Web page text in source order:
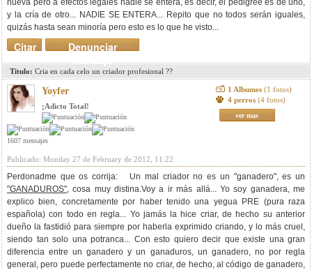
nueva pero a efectos legales nadie se entera, es decir, el pedigree es de uno,
y la cría de otro... NADIE SE ENTERA... Repito que no todos serán iguales,
quizás hasta sean minoría pero esto es lo que he visto...
Denunciar
mensaje
Citar
Titulo: Cria en cada celo un criador profesional ??
Yoyfer
¡Adicto Total!
1607 mensajes
1 Albumes (1 fotos)
4 perros (4 fotos)
ver mas
Publicado: Monday 27 de February de 2012, 11:22
Perdonadme que os corrija: Un mal criador no es un "ganadero", es un
"GANADUROS", cosa muy distina.Voy a ir más allá... Yo soy ganadera, me
explico bien, concretamente por haber tenido una yegua PRE (pura raza
española) con todo en regla... Yo jamás la hice criar, de hecho su anterior
dueño la fastidió para siempre por haberla exprimido criando, y lo más cruel,
siendo tan solo una potranca... Con esto quiero decir que existe una gran
diferencia entre un ganadero y un ganaduros, un ganadero, no por regla
general, pero puede perfectamente no criar, de hecho, al código de ganadero,